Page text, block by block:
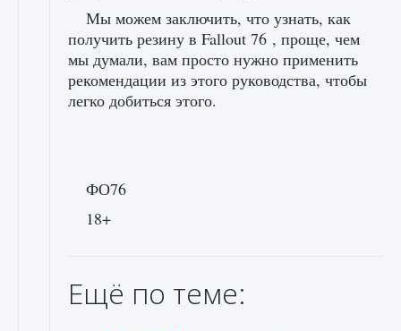
Мы можем заключить, что узнать, как
получить резину в Fallout 76 , проще, чем
мы думали, вам просто нужно применить
рекомендации из этого руководства, чтобы
легко добиться этого.
ФО76
18+
Ещё по теме: